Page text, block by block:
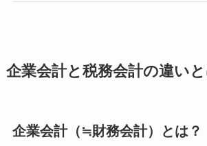
企業会計と税務会計の違い
企業会計（≒財務会計）とは？